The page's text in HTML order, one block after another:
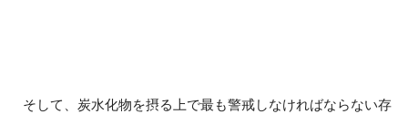
そして、炭水化物を摂る上で最も警戒しなければならない存